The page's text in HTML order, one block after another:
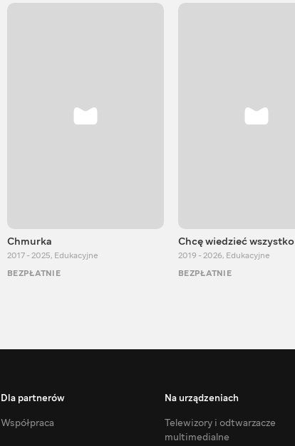
Chmurka
2017 - 2025, Edukacyjne
BEZPŁATNIE
Chcę wiedzieć wszystko
2019 - 2026, Edukacyjne
BEZPŁATNIE
Dla partnerów
Współpraca
Na urządzeniach
Telewizory i odtwarzacze
multimedialne